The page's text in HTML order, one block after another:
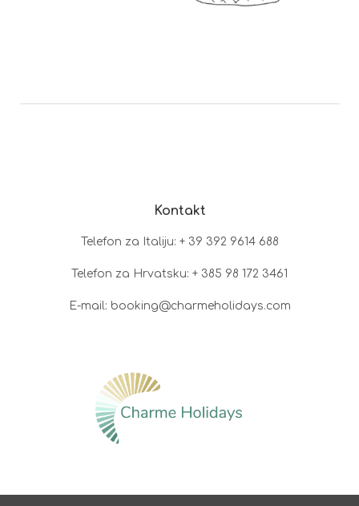
Kontakt
Telefon za Italiju: + 39 392 9614 688
Telefon za Hrvatsku: + 385 98 172 3461
E-mail: booking@charmeholidays.com